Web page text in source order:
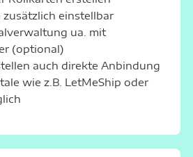
einstellbar
ua. mit
(optional)
auch direkte Anbindung
wie z.B. LetMeShip oder